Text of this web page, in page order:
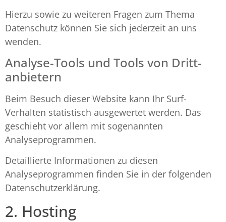
Hierzu sowie zu weiteren Fragen zum Thema
Datenschutz können Sie sich jederzeit an uns
wenden.
Analyse-Tools und Tools von Dritt­
anbietern
Beim Besuch dieser Website kann Ihr Surf-
Verhalten statistisch ausgewertet werden. Das
geschieht vor allem mit sogenannten
Analyseprogrammen.
Detaillierte Informationen zu diesen
Analyseprogrammen finden Sie in der folgenden
Datenschutzerklärung.
2. Hosting